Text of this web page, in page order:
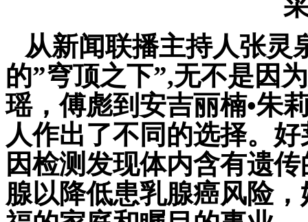
从新闻联播主持人张灵
的”穹顶之下”,无不是因
瑶，傅彪到安吉丽楠•朱
人作出了不同的选择。
因检测发现体内含有遗
腺以降低患乳腺癌风险